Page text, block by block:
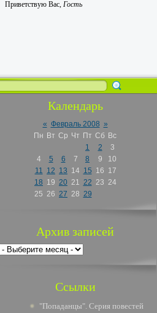
Приветствую Вас, Гость
Календарь
« Февраль 2008 »
Пн Вт Ср Чт Пт Сб Вс
1
2
3
4
5 6 7 8 9
10
11 12 13 14 15 16 17
18 19 20 21 22 23 24
25 26 27 28 29
Архив записей
Ссылки
"Попаданцы". Серия повестей